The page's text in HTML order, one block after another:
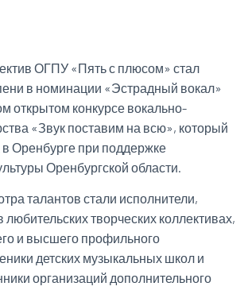
ОГПУ «Пять с плюсом» стал
в номинации «Эстрадный вокал»
открытом конкурсе вокально-
«Звук поставим на всю», который
Оренбурге при поддержке
Оренбургской области.
талантов стали исполнители,
творческих коллективах,
и высшего профильного
детских музыкальных школ и
организаций дополнительного